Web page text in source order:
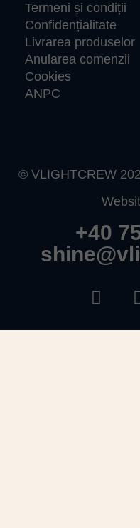
Termeni și condiții
Confidențialitate
Livrarea produselor
Anularea comenzii
Cookies
ANPC
© VLIGHTCREW
+40